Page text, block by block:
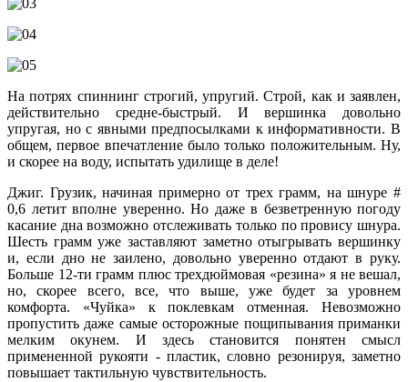
На потрях спиннинг строгий, упругий. Строй, как и заявлен,
действительно средне-быстрый. И вершинка довольно
упругая, но с явными предпосылками к информативности. В
общем, первое впечатление было только положительным. Ну,
и скорее на воду, испытать удилище в деле!
Джиг. Грузик, начиная примерно от трех грамм, на шнуре #
0,6 летит вполне уверенно. Но даже в безветренную погоду
касание дна возможно отслеживать только по провису шнура.
Шесть грамм уже заставляют заметно отыгрывать вершинку
и, если дно не заилено, довольно уверенно отдают в руку.
Больше 12-ти грамм плюс трехдюймовая «резина» я не вешал,
но, скорее всего, все, что выше, уже будет за уровнем
комфорта. «Чуйка» к поклевкам отменная. Невозможно
пропустить даже самые осторожные пощипывания приманки
мелким окунем. И здесь становится понятен смысл
примененной рукояти - пластик, словно резонируя, заметно
повышает тактильную чувствительность.